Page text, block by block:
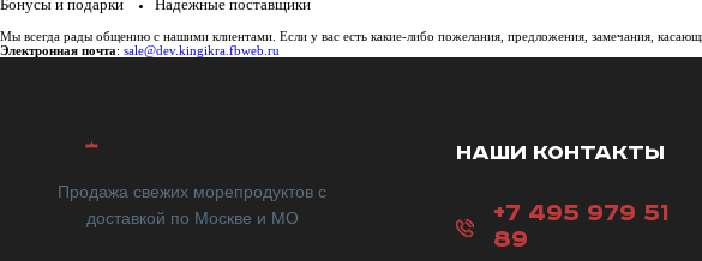
Бонусы и подарки
Надежные поставщики
Мы всегда рады общению с нашими клиентами. Если у вас есть какие-либо пожелания, предложения, замечания,
Электронная почта: sale@dev.kingikra.fbweb.ru
Продажа свежих морепродуктов с
доставкой по Москве и МО
НАШИ КОНТАКТЫ
+7 495 979 51
89